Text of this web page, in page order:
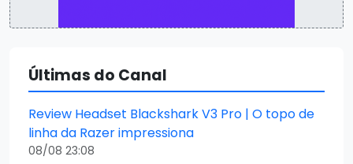
Últimas do Canal
Review Headset Blackshark V3 Pro | O topo de
linha da Razer impressiona
08/08 23:08